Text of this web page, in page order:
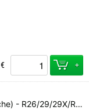
€ +
Ravin Soft Case (Armbrusttasche) - R26/29/29X/R500 Series